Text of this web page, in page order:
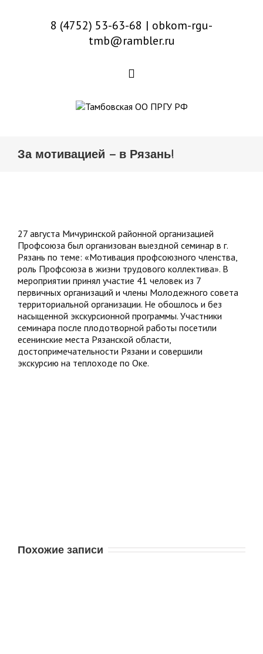
8 (4752) 53-63-68 | obkom-rgu-
tmb@rambler.ru
За мотивацией – в Рязань!
27 августа Мичуринской районной организацией
Профсоюза был организован выездной семинар в г.
Рязань по теме: «Мотивация профсоюзного членства,
роль Профсоюза в жизни трудового коллектива». В
мероприятии принял участие 41 человек из 7
первичных организаций и члены Молодежного совета
территориальной организации. Не обошлось и без
насыщенной экскурсионной программы. Участники
семинара после плодотворной работы посетили
есенинские места Рязанской области,
достопримечательности Рязани и совершили
экскурсию на теплоходе по Оке.
Похожие записи